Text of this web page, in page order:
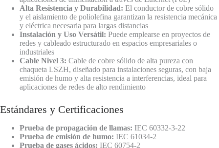
Alta Resistencia y Durabilidad: El conductor de cobre sólido
y el aislamiento de poliolefina garantizan la resistencia mecánica
y eléctrica necesaria para largas distancias
Instalación y Uso Versátil: Puede emplearse en proyectos de
redes y cableado estructurado en espacios empresariales o
industriales
Cable Nivel 3: Cable de cobre sólido de alta pureza con
chaqueta LSZH, diseñado para instalaciones seguras, con baja
emisión de humo y alta resistencia a interferencias, ideal para
aplicaciones de redes de alto rendimiento
Estándares y Certificaciones
Prueba de propagación de llamas: IEC 60332-3-22
Prueba de emisión de humo: IEC 61034-2
Prueba de gases ácidos: IEC 60754-2